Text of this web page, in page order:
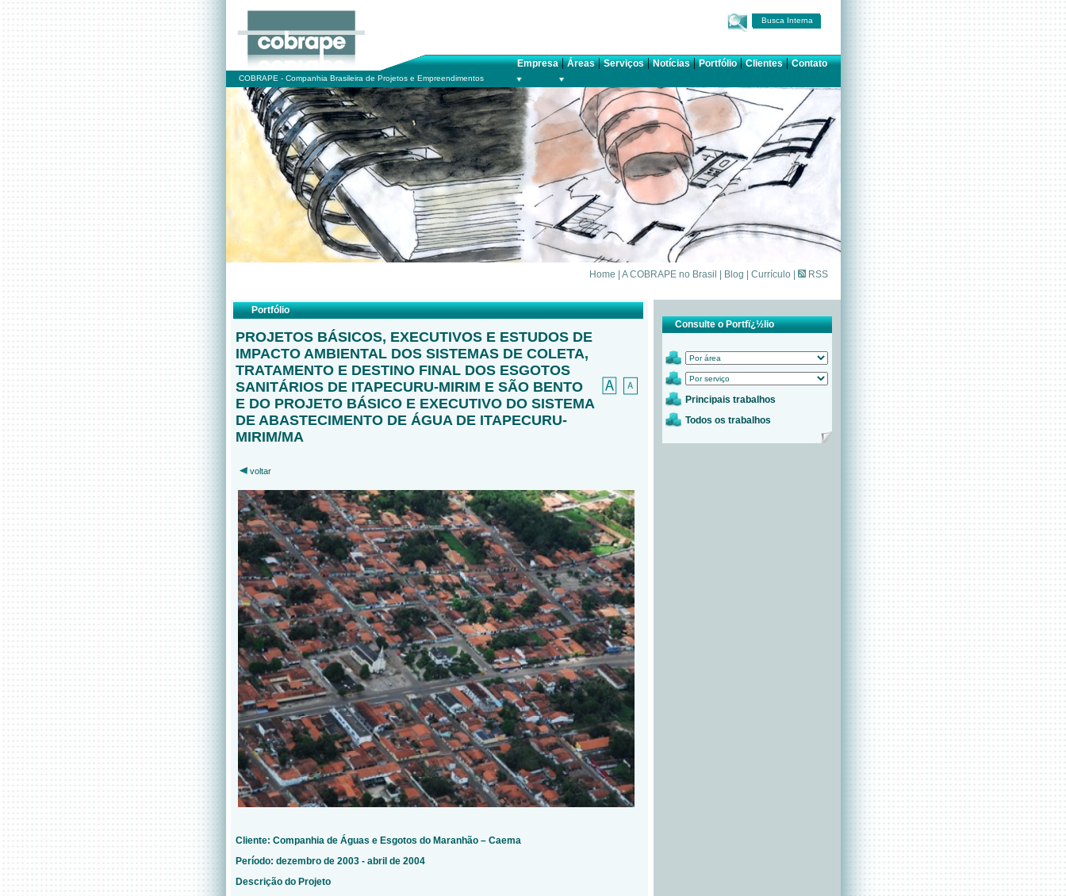
Busca Interna
Empresa|Áreas|Serviços|Notícias|Portfólio|Clientes|Contato
COBRAPE - Companhia Brasileira de Projetos e Empreendimentos
Home A COBRAPE no Brasil Blog Currículo RSS
Portfólio
PROJETOS BÁSICOS, EXECUTIVOS E ESTUDOS DE
IMPACTO AMBIENTAL DOS SISTEMAS DE COLETA,
TRATAMENTO E DESTINO FINAL DOS ESGOTOS
SANITÁRIOS DE ITAPECURU-MIRIM E SÃO BENTO
E DO PROJETO BÁSICO E EXECUTIVO DO SISTEMA
DE ABASTECIMENTO DE ÁGUA DE ITAPECURU-
MIRIM/MA
voltar
Cliente: Companhia de Águas e Esgotos do Maranhão – Caema
Período: dezembro de 2003 - abril de 2004
Descrição do Projeto
Consulte o Portfï¿½lio
Principais trabalhos
Todos os trabalhos